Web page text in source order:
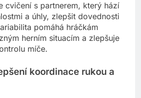
cvičení s partnerem, který hází
a úhly, zlepšit dovednosti
pomáhá hráčkám
herním situacím a zlepšuje
míče.
koordinace rukou a